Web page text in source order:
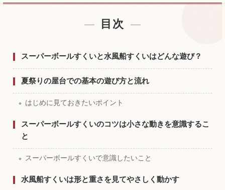
日本付近の宿を探す
日本の体験を探す↗
目次
スーパーボールすくいと水風船すくいはどんな遊び？
夏祭りの屋台での基本の遊び方と流れ
はじめに見ておきたいポイント
スーパーボールすくいのコツは小さな動きを意識するこ
と
スーパーボールすくいで意識したいこと
水風船すくいは形と重さを見てやさしく動かす